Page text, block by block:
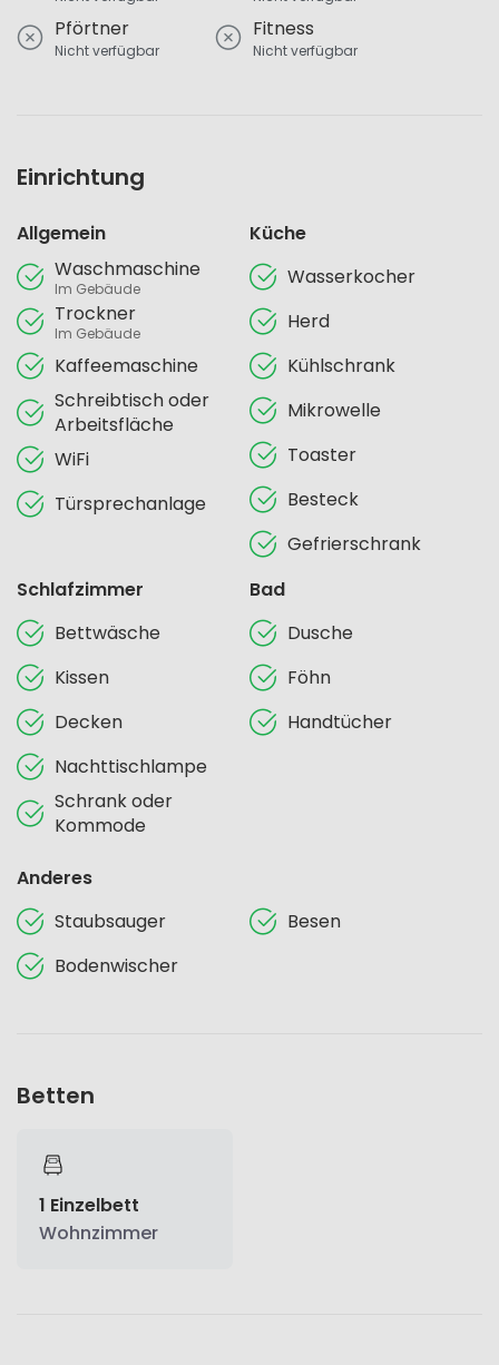
Pförtner
Nicht verfügbar
Fitness
Nicht verfügbar
Einrichtung
Allgemein
Waschmaschine
Im Gebäude
Trockner
Im Gebäude
Kaffeemaschine
Schreibtisch oder
Arbeitsfläche
WiFi
Türsprechanlage
Küche
Wasserkocher
Herd
Kühlschrank
Mikrowelle
Toaster
Besteck
Gefrierschrank
Schlafzimmer
Bettwäsche
Kissen
Decken
Nachttischlampe
Schrank oder
Kommode
Bad
Dusche
Föhn
Handtücher
Anderes
Staubsauger
Besen
Bodenwischer
Betten
1 Einzelbett
Wohnzimmer